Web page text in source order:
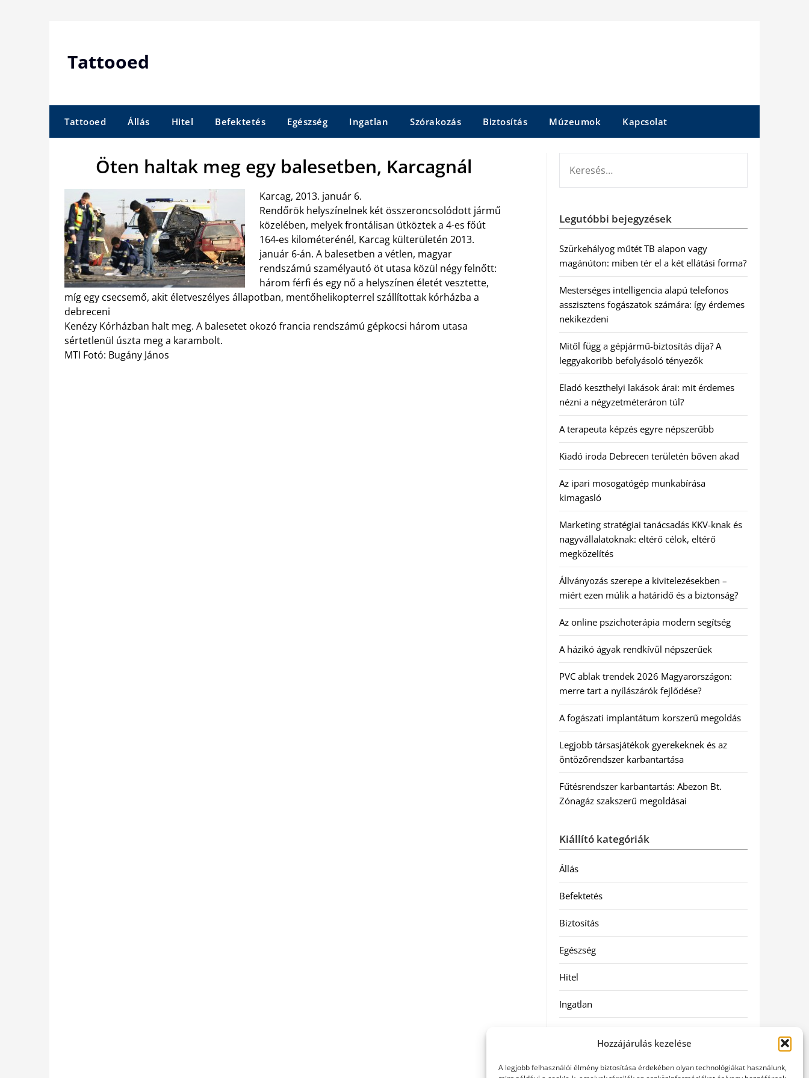
Hozzájárulás kezelése
A legjobb felhasználói élmény biztosítása érdekében olyan technológiákat használunk,
Tattooed
Tattooed Állás Hitel Befektetés Egészség Ingatlan Szórakozás Biztosítás Múzeumok Kapcsolat
Öten haltak meg egy balesetben, Karcagnál
Karcag, 2013. január 6.
Rendőrök helyszínelnek két összeroncsolódott jármű
közelében, melyek frontálisan ütköztek a 4-es főút
164-es kilométerénél, Karcag külterületén 2013.
január 6-án. A balesetben a vétlen, magyar
rendszámú szamélyautó öt utasa közül négy felnőtt:
három férfi és egy nő a helyszínen életét vesztette,
míg egy csecsemő, akit életveszélyes állapotban, mentőhelikopterrel szállítottak kórházba a
debreceni
Kenézy Kórházban halt meg. A balesetet okozó francia rendszámú gépkocsi három utasa
sértetlenül úszta meg a karambolt.
MTI Fotó: Bugány János
Legutóbbi bejegyzések
Szürkehályog műtét TB alapon vagy
magánúton: miben tér el a két ellátási forma?
Mesterséges intelligencia alapú telefonos
asszisztens fogászatok számára: így érdemes
nekikezdeni
Mitől függ a gépjármű-biztosítás díja? A
leggyakoribb befolyásoló tényezők
Eladó keszthelyi lakások árai: mit érdemes
nézni a négyzetméteráron túl?
A terapeuta képzés egyre népszerűbb
Kiadó iroda Debrecen területén bőven akad
Az ipari mosogatógép munkabírása
kimagasló
Marketing stratégiai tanácsadás KKV-knak és
nagyvállalatoknak: eltérő célok, eltérő
megközelítés
Állványozás szerepe a kivitelezésekben –
miért ezen múlik a határidő és a biztonság?
Az online pszichoterápia modern segítség
A házikó ágyak rendkívül népszerűek
PVC ablak trendek 2026 Magyarországon:
merre tart a nyílászárók fejlődése?
A fogászati implantátum korszerű megoldás
Legjobb társasjátékok gyerekeknek és az
öntözőrendszer karbantartása
Fűtésrendszer karbantartás: Abezon Bt.
Zónagáz szakszerű megoldásai
Kiállító kategóriák
Állás
Befektetés
Biztosítás
Egészség
Hitel
Ingatlan